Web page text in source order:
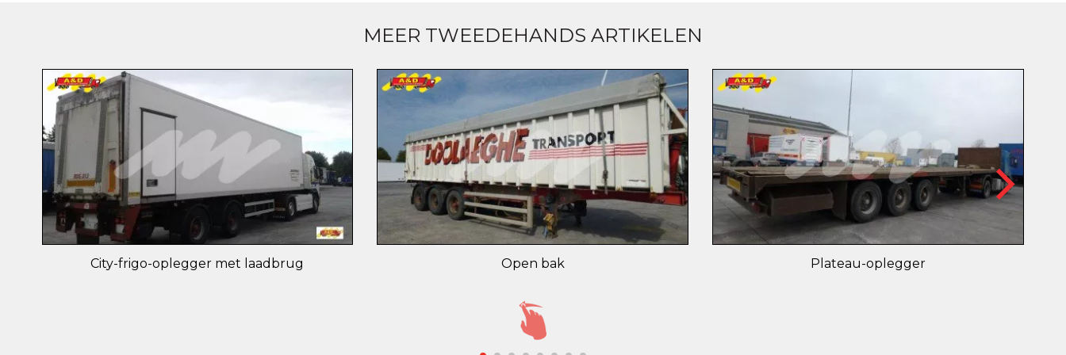
MEER TWEEDEHANDS ARTIKELEN
City-frigo-oplegger met laadbrug Open bak Plateau-oplegger